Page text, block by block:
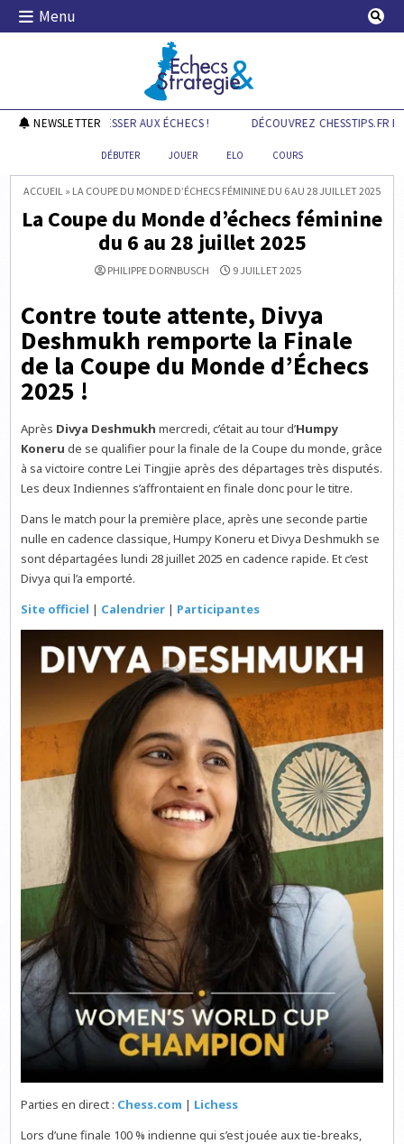
Skip
Menu
Echecs & Stratégie
NEWSLETTER
POUR PROGRESSER AUX ÉCHECS ! DÉCOUVREZ CHESSTIPS.FR
DÉBUTER JOUER ELO COURS
ACCUEIL » LA COUPE DU MONDE D’ÉCHECS FÉMININE DU 6 AU 28 JUILLET 2025
La Coupe du Monde d’échecs féminine
du 6 au 28 juillet 2025
PHILIPPE DORNBUSCH 9 JUILLET 2025
Contre toute attente, Divya
Deshmukh remporte la Finale
de la Coupe du Monde d’Échecs
2025 !
Après Divya Deshmukh mercredi, c’était au tour d’Humpy
Koneru de se qualifier pour la finale de la Coupe du monde, grâce
à sa victoire contre Lei Tingjie après des départages très disputés.
Les deux Indiennes s’affrontaient en finale donc pour le titre.
Dans le match pour la première place, après une seconde partie
nulle en cadence classique, Humpy Koneru et Divya Deshmukh se
sont départagées lundi 28 juillet 2025 en cadence rapide. Et c’est
Divya qui l’a emporté.
Site officiel | Calendrier | Participantes
Parties en direct : Chess.com | Lichess
Lors d’une finale 100 % indienne qui s’est jouée aux tie-breaks,